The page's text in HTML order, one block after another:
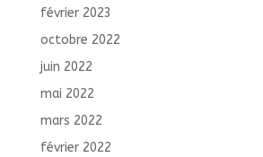
février 2023
octobre 2022
juin 2022
mai 2022
mars 2022
février 2022